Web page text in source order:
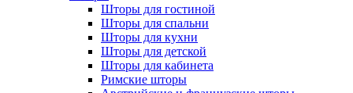
Шторы для гостиной
Шторы для спальни
Шторы для кухни
Шторы для детской
Шторы для кабинета
Римские шторы